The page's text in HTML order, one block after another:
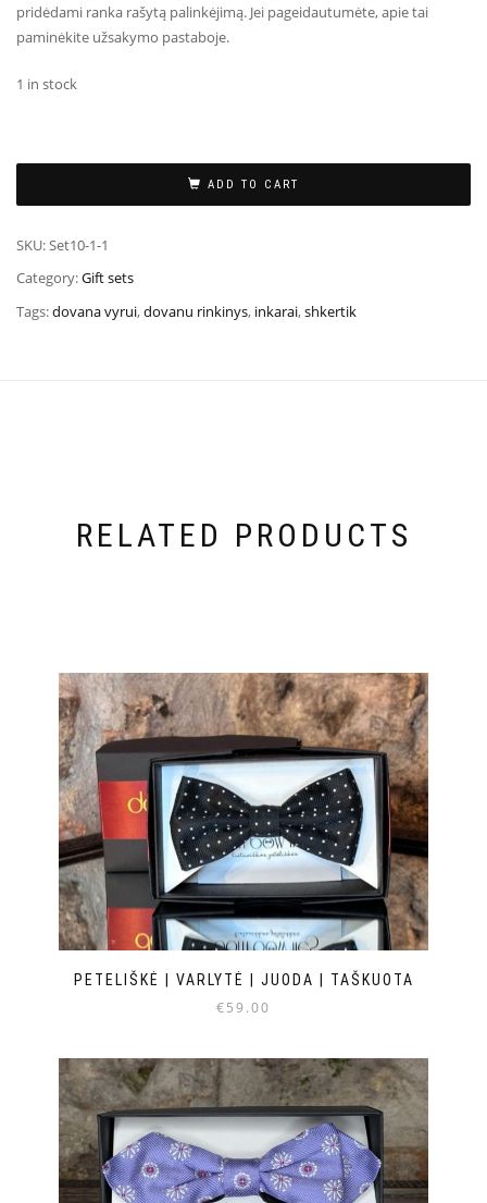
pridėdami ranka rašytą palinkėjimą. Jei pageidautumėte, apie tai
paminėkite užsakymo pastaboje.
1 in stock
ADD TO CART
SKU:Set10-1-1
Category:Gift sets
Tags:dovana vyrui,dovanu rinkinys, inkarai,shkertik
RELATED PRODUCTS
PETELIŠKĖ | VARLYTĖ | JUODA | TAŠKUOTA
€59.00